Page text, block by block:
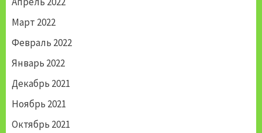
Март 2022
Февраль 2022
Январь 2022
Декабрь 2021
Ноябрь 2021
Октябрь 2021